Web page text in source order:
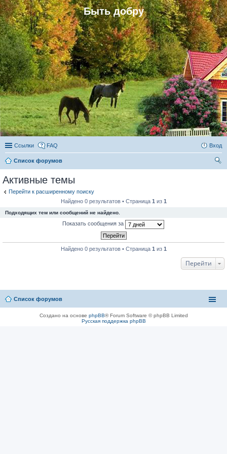
Быть добру
Ссылки FAQ Вход
Список форумов
Активные темы
Перейти к расширенному поиску
Найдено 0 результатов • Страница 1 из 1
Подходящих тем или сообщений не найдено.
Показать сообщения за
Найдено 0 результатов • Страница 1 из 1
Перейти
Список форумов
Создано на основе phpBB® Forum Software © phpBB Limited
Русская поддержка phpBB